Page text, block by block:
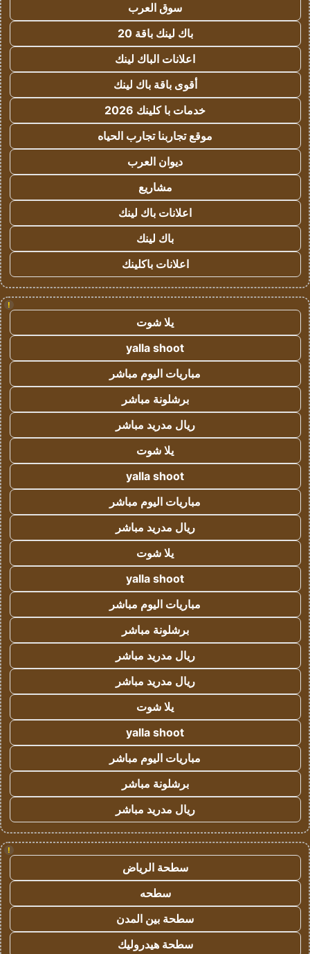
سوق العرب
باك لينك باقة 20
اعلانات الباك لينك
أقوى باقة باك لينك
خدمات با كلينك 2026
موقع تجاربنا تجارب الحياه
ديوان العرب
مشاريع
اعلانات باك لينك
باك لينك
اعلانات باكلينك
!
يلا شوت
yalla shoot
مباريات اليوم مباشر
برشلونة مباشر
ريال مدريد مباشر
يلا شوت
yalla shoot
مباريات اليوم مباشر
ريال مدريد مباشر
يلا شوت
yalla shoot
مباريات اليوم مباشر
برشلونة مباشر
ريال مدريد مباشر
ريال مدريد مباشر
يلا شوت
yalla shoot
مباريات اليوم مباشر
برشلونة مباشر
ريال مدريد مباشر
!
سطحة الرياض
سطحه
سطحة بين المدن
سطحة هيدروليك